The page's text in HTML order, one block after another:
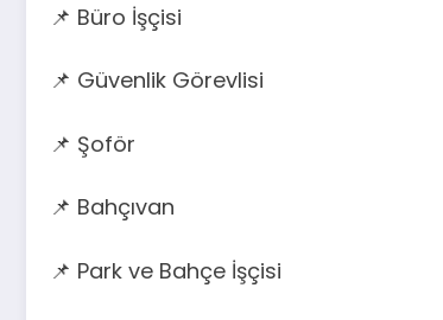
📌 Büro İşçisi
📌 Güvenlik Görevlisi
📌 Şoför
📌 Bahçıvan
📌 Park ve Bahçe İşçisi